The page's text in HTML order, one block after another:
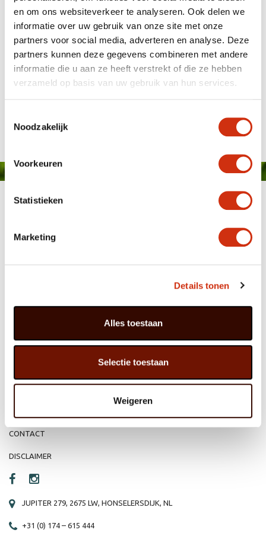
en om ons websiteverkeer te analyseren. Ook delen we
informatie over uw gebruik van onze site met onze
partners voor social media, adverteren en analyse. Deze
partners kunnen deze gegevens combineren met andere
informatie die u aan ze heeft verstrekt of die ze hebben
verzameld op basis van uw gebruik van hun services.
Noodzakelijk
Voorkeuren
Statistieken
Marketing
Details tonen
Alles toestaan
Selectie toestaan
Weigeren
Mangave
GROUP
HOME
PRODUCTEN
WEBSHOP
NIEUWS
VACATURE
CONTACT
DISCLAIMER
JUPITER 279, 2675 LW, HONSELERSDIJK, NL
+31 (0) 174 – 615 444